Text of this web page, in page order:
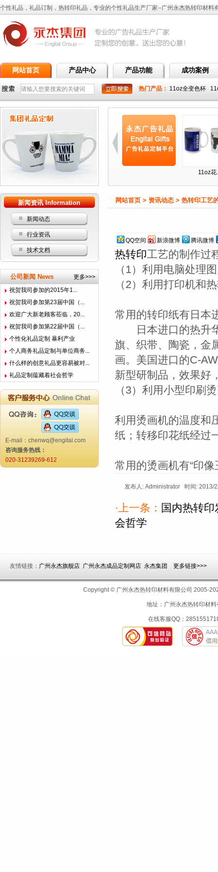
个性礼品，礼品订制，热转印礼品，专业的个性礼品生产厂家--广州永杰热转印材料
网站首页 产品中心 产品功能 成功案例
热门产品： 11oz全变色杯
11oz花...
新闻资讯 Information
新闻动态
行业资讯
技术文档
公司新闻 News
更多>>>
祝贺我司参加的2015年1...
祝贺我司参加第23届中国（...
欢迎广大新老顾客莅临，20...
祝贺我司参加第22届中国（...
个性化礼品定制 暴利产业
个人商务礼品定制与单位商务...
什么样的创意礼品更容易被对...
礼品定制蕴藏着社会哲学
E-mail：chenwq@engital.com
咨询服务热线：
020-31239269-612
网站首页 > 资讯动态 > 热转印工艺
QQ空间 新浪微博 腾讯微博
热转印工艺的制
（1）利用电脑处理
（2）利用打印机和
常用的转印纸有日本
日本进口的热升华
旗、织带、陶瓷，金
画。美国进口的C-
新型研制品，效果好
（3）利用小型印刷
利用烫画机的温度和
纸；转移印花纸经过
常用的烫画机有“印
发布人: Administrator 时间:
·上一条： 国内热转
会哲学
友情链接： 广州永杰旗舰店 广州永杰成品定制网店 永杰集团 更多链接>>>
Copyright © 广州永杰热转印材料有限公司
地址：广州永杰热转印材
在线客服QQ：